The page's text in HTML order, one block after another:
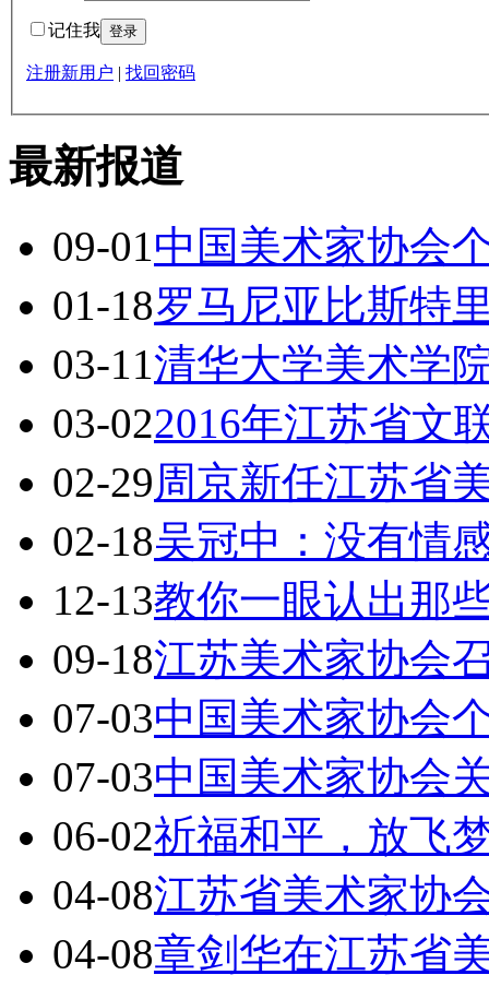
记住我
注册新用户 找回密码
最新报道
09-01中国美术家协会
01-18罗马尼亚比斯特
03-11清华大学美术学
03-022016年江苏省文
02-29周京新任江苏省
02-18吴冠中：没有情
12-13教你一眼认出那
09-18江苏美术家协会
07-03中国美术家协会
07-03中国美术家协会
06-02祈福和平，放
04-08江苏省美术家协
04-08章剑华在江苏省